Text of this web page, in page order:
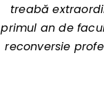
treabă
primul an de
reconversie